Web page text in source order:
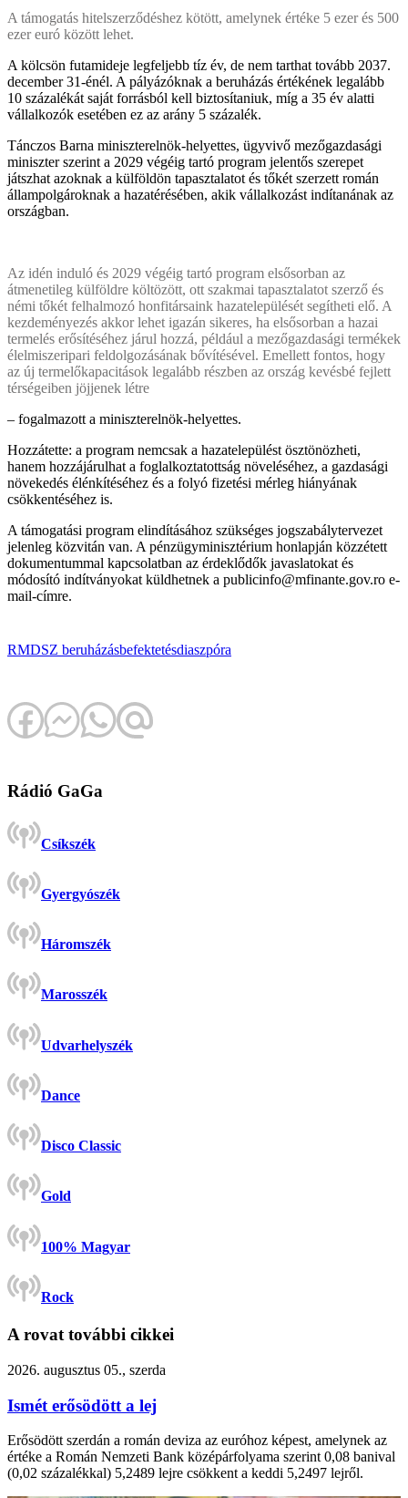
A támogatás hitelszerződéshez kötött, amelynek értéke 5 ezer és 500
ezer euró között lehet.
A kölcsön futamideje legfeljebb tíz év, de nem tarthat tovább 2037.
december 31-énél. A pályázóknak a beruházás értékének legalább
10 százalékát saját forrásból kell biztosítaniuk, míg a 35 év alatti
vállalkozók esetében ez az arány 5 százalék.
Tánczos Barna miniszterelnök-helyettes, ügyvivő mezőgazdasági
miniszter szerint a 2029 végéig tartó program jelentős szerepet
játszhat azoknak a külföldön tapasztalatot és tőkét szerzett román
állampolgároknak a hazatérésében, akik vállalkozást indítanának az
országban.
Az idén induló és 2029 végéig tartó program elsősorban az
átmenetileg külföldre költözött, ott szakmai tapasztalatot szerző és
némi tőkét felhalmozó honfitársaink hazatelepülését segítheti elő. A
kezdeményezés akkor lehet igazán sikeres, ha elsősorban a hazai
termelés erősítéséhez járul hozzá, például a mezőgazdasági termékek
élelmiszeripari feldolgozásának bővítésével. Emellett fontos, hogy
az új termelőkapacitások legalább részben az ország kevésbé fejlett
térségeiben jöjjenek létre
– fogalmazott a miniszterelnök-helyettes.
Hozzátette: a program nemcsak a hazatelepülést ösztönözheti,
hanem hozzájárulhat a foglalkoztatottság növeléséhez, a gazdasági
növekedés élénkítéséhez és a folyó fizetési mérleg hiányának
csökkentéséhez is.
A támogatási program elindításához szükséges jogszabálytervezet
jelenleg közvitán van. A pénzügyminisztérium honlapján közzétett
dokumentummal kapcsolatban az érdeklődők javaslatokat és
módosító indítványokat küldhetnek a publicinfo@mfinante.gov.ro e-
mail-címre.
RMDSZ beruházásbefektetésdiaszpóra
Rádió GaGa
Csíkszék
Gyergyószék
Háromszék
Marosszék
Udvarhelyszék
Dance
Disco Classic
Gold
100% Magyar
Rock
A rovat további cikkei
2026. augusztus 05., szerda
Ismét erősödött a lej
Erősödött szerdán a román deviza az euróhoz képest, amelynek az
értéke a Román Nemzeti Bank középárfolyama szerint 0,08 banival
(0,02 százalékkal) 5,2489 lejre csökkent a keddi 5,2497 lejről.